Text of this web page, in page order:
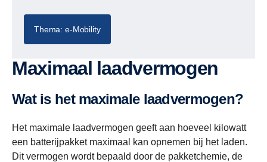
Thema: e-Mobility
Maximaal laadvermogen
Wat is het maximale laadvermogen?
Het maximale laadvermogen geeft aan hoeveel kilowatt
een batterijpakket maximaal kan opnemen bij het laden.
Dit vermogen wordt bepaald door de pakketchemie, de